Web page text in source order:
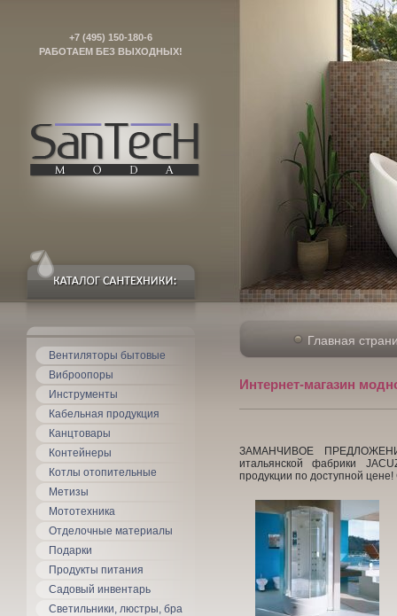
+7 (495) 150-180-6
РАБОТАЕМ БЕЗ ВЫХОДНЫХ!
Вентиляторы бытовые
Виброопоры
Инструменты
Кабельная продукция
Канцтовары
Контейнеры
Котлы отопительные
Метизы
Мототехника
Отделочные материалы
Подарки
Продукты питания
Садовый инвентарь
Светильники, люстры, бра
Главная
Интернет-магазин
ЗАМАНЧИВОЕ
итальянской фабрики
продукции по доступной